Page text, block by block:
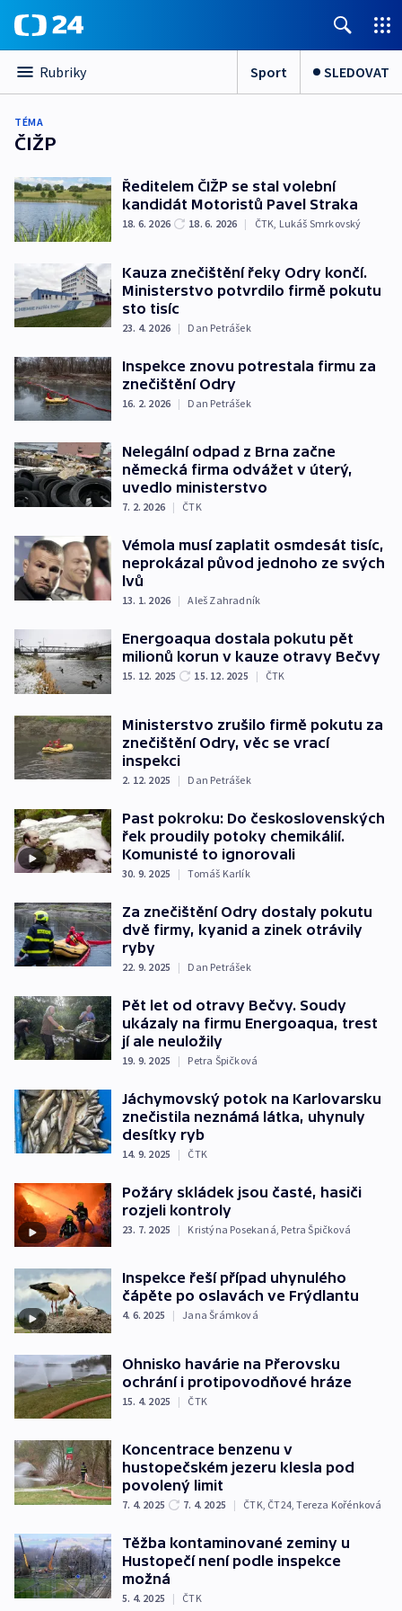
Rubriky Sport SLEDOVAT
TÉMA
ČIŽP
Ředitelem ČIŽP se stal volební
kandidát Motoristů Pavel Straka
18. 6. 2026 18. 6. 2026 | ČTK, Lukáš Smrkovský
Kauza znečištění řeky Odry končí.
Ministerstvo potvrdilo firmě pokutu
sto tisíc
23. 4. 2026 | Dan Petrášek
Inspekce znovu potrestala firmu za
znečištění Odry
16. 2. 2026 | Dan Petrášek
Nelegální odpad z Brna začne
německá firma odvážet v úterý,
uvedlo ministerstvo
7. 2. 2026 | ČTK
Vémola musí zaplatit osmdesát tisíc,
neprokázal původ jednoho ze svých
lvů
13. 1. 2026 | Aleš Zahradník
Energoaqua dostala pokutu pět
milionů korun v kauze otravy Bečvy
15. 12. 2025 15. 12. 2025 | ČTK
Ministerstvo zrušilo firmě pokutu za
znečištění Odry, věc se vrací
inspekci
2. 12. 2025 | Dan Petrášek
Past pokroku: Do československých
řek proudily potoky chemikálií.
Komunisté to ignorovali
30. 9. 2025 | Tomáš Karlík
Za znečištění Odry dostaly pokutu
dvě firmy, kyanid a zinek otrávily
ryby
22. 9. 2025 | Dan Petrášek
Pět let od otravy Bečvy. Soudy
ukázaly na firmu Energoaqua, trest
jí ale neuložily
19. 9. 2025 | Petra Špičková
Jáchymovský potok na Karlovarsku
znečistila neznámá látka, uhynuly
desítky ryb
14. 9. 2025 | ČTK
Požáry skládek jsou časté, hasiči
rozjeli kontroly
23. 7. 2025 | Kristýna Posekaná Petra Špičková
Inspekce řeší případ uhynulého
čápěte po oslavách ve Frýdlantu
4. 6. 2025 | Jana Šrámková
Ohnisko havárie na Přerovsku
ochrání i protipovodňové hráze
15. 4. 2025 | ČTK
Koncentrace benzenu v
hustopečském jezeru klesla pod
povolený limit
7. 4. 2025 7. 4. 2025 | ČTK, ČT24,Tereza Kořénková
Těžba kontaminované zeminy u
Hustopečí není podle inspekce
možná
5. 4. 2025 | ČTK